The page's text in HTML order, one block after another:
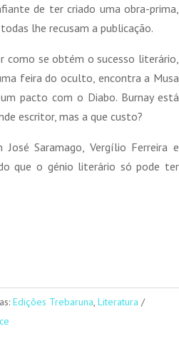
de ter criado uma obra-prima,
lhe recusam a publicação.
como se obtém o sucesso literário,
feira do oculto, encontra a Musa
pacto com o Diabo. Burnay está
escritor, mas a que custo?
Saramago, Vergílio Ferreira e
que o génio literário só pode ter
Edições Trebaruna Literatura